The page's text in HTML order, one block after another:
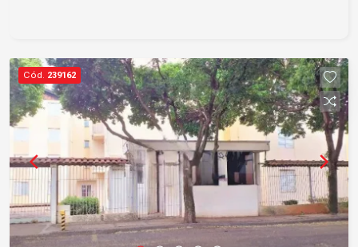
box Blindex, moderno e elegante * Lavanderia
ampla e coberta, com toldos para maior
praticidade * 02 vagas de garagem cobertas *
Quintal grande todo calçado, ideal para lazer e
churrascos * Muros altos com concertina,
garantindo mais privacidade e segurança A
propriedade está em estado impecável, basta
chegar e morar! Cada detalhe foi pensado para
oferecer qualidade de vida com tranquilidade e
praticidade no dia a dia. Entre em contato e
Cód. 239162